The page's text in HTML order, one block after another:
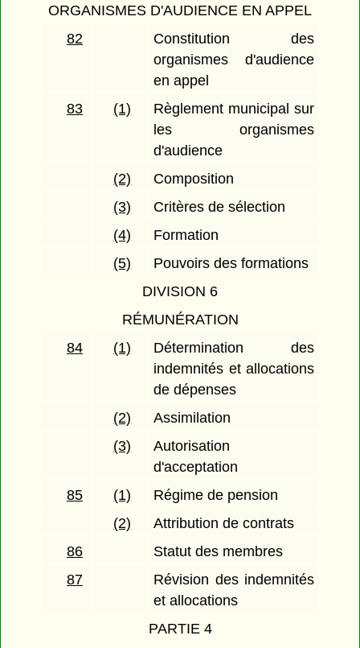
ORGANISMES D'AUDIENCE EN APPEL
82
Constitution des
organismes d'audience
en appel
83
(1)
Règlement municipal sur
les organismes
d'audience
(2)
Composition
(3)
Critères de sélection
(4)
Formation
(5)
Pouvoirs des formations
DIVISION 6
RÉMUNÉRATION
84
(1)
Détermination des
indemnités et allocations
de dépenses
(2)
Assimilation
(3)
Autorisation
d'acceptation
85
(1)
Régime de pension
(2)
Attribution de contrats
86
Statut des membres
87
Révision des indemnités
et allocations
PARTIE 4